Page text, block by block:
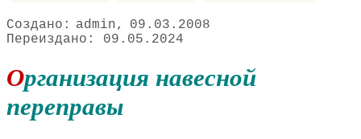
admin
09.03.2008
09.05.2024
Организация навесной
переправы